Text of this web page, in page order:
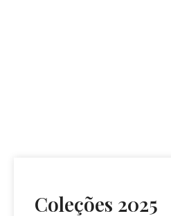
Coleções 2025